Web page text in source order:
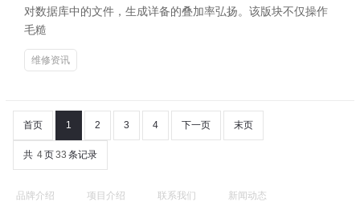
对数据库中的文件，生成详备的叠加率弘扬。该版块不仅操作
毛糙
维修资讯
首页 1 2 3 4 下一页 末页
共 4页33 条记录
品牌介绍 项目介绍 联系我们 新闻动态